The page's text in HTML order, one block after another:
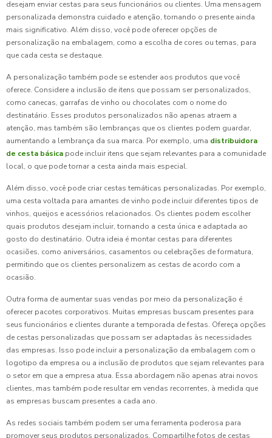
desejam enviar cestas para seus funcionários ou clientes. Uma mensagem
personalizada demonstra cuidado e atenção, tornando o presente ainda
mais significativo. Além disso, você pode oferecer opções de
personalização na embalagem, como a escolha de cores ou temas, para
que cada cesta se destaque.
A personalização também pode se estender aos produtos que você
oferece. Considere a inclusão de itens que possam ser personalizados,
como canecas, garrafas de vinho ou chocolates com o nome do
destinatário. Esses produtos personalizados não apenas atraem a
atenção, mas também são lembranças que os clientes podem guardar,
aumentando a lembrança da sua marca. Por exemplo, uma distribuidora
de cesta básica pode incluir itens que sejam relevantes para a comunidade
local, o que pode tornar a cesta ainda mais especial.
Além disso, você pode criar cestas temáticas personalizadas. Por exemplo,
uma cesta voltada para amantes de vinho pode incluir diferentes tipos de
vinhos, queijos e acessórios relacionados. Os clientes podem escolher
quais produtos desejam incluir, tornando a cesta única e adaptada ao
gosto do destinatário. Outra ideia é montar cestas para diferentes
ocasiões, como aniversários, casamentos ou celebrações de formatura,
permitindo que os clientes personalizem as cestas de acordo com a
ocasião.
Outra forma de aumentar suas vendas por meio da personalização é
oferecer pacotes corporativos. Muitas empresas buscam presentes para
seus funcionários e clientes durante a temporada de festas. Ofereça opções
de cestas personalizadas que possam ser adaptadas às necessidades
das empresas. Isso pode incluir a personalização da embalagem com o
logotipo da empresa ou a inclusão de produtos que sejam relevantes para
o setor em que a empresa atua. Essa abordagem não apenas atrai novos
clientes, mas também pode resultar em vendas recorrentes, à medida que
as empresas buscam presentes a cada ano.
As redes sociais também podem ser uma ferramenta poderosa para
promover seus produtos personalizados. Compartilhe fotos de cestas